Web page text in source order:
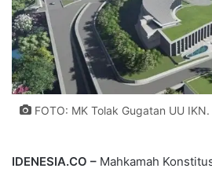
FOTO: MK Tolak Gugatan UU
IDENESIA.CO – Mahkamah